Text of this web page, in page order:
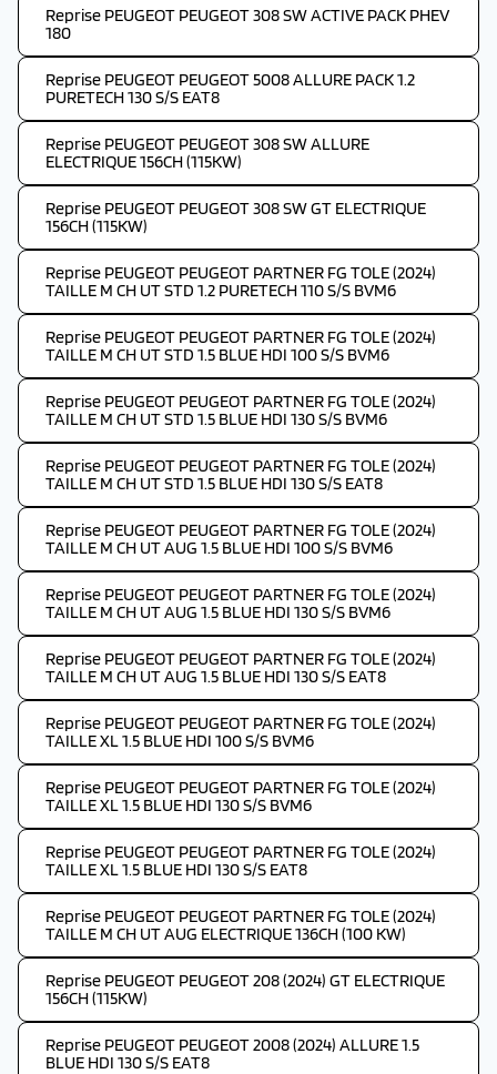
Reprise PEUGEOT PEUGEOT 308 SW ACTIVE PACK PHEV
180
Reprise PEUGEOT PEUGEOT 5008 ALLURE PACK 1.2
PURETECH 130 S/S EAT8
Reprise PEUGEOT PEUGEOT 308 SW ALLURE
ELECTRIQUE 156CH (115KW)
Reprise PEUGEOT PEUGEOT 308 SW GT ELECTRIQUE
156CH (115KW)
Reprise PEUGEOT PEUGEOT PARTNER FG TOLE (2024)
TAILLE M CH UT STD 1.2 PURETECH 110 S/S BVM6
Reprise PEUGEOT PEUGEOT PARTNER FG TOLE (2024)
TAILLE M CH UT STD 1.5 BLUE HDI 100 S/S BVM6
Reprise PEUGEOT PEUGEOT PARTNER FG TOLE (2024)
TAILLE M CH UT STD 1.5 BLUE HDI 130 S/S BVM6
Reprise PEUGEOT PEUGEOT PARTNER FG TOLE (2024)
TAILLE M CH UT STD 1.5 BLUE HDI 130 S/S EAT8
Reprise PEUGEOT PEUGEOT PARTNER FG TOLE (2024)
TAILLE M CH UT AUG 1.5 BLUE HDI 100 S/S BVM6
Reprise PEUGEOT PEUGEOT PARTNER FG TOLE (2024)
TAILLE M CH UT AUG 1.5 BLUE HDI 130 S/S BVM6
Reprise PEUGEOT PEUGEOT PARTNER FG TOLE (2024)
TAILLE M CH UT AUG 1.5 BLUE HDI 130 S/S EAT8
Reprise PEUGEOT PEUGEOT PARTNER FG TOLE (2024)
TAILLE XL 1.5 BLUE HDI 100 S/S BVM6
Reprise PEUGEOT PEUGEOT PARTNER FG TOLE (2024)
TAILLE XL 1.5 BLUE HDI 130 S/S BVM6
Reprise PEUGEOT PEUGEOT PARTNER FG TOLE (2024)
TAILLE XL 1.5 BLUE HDI 130 S/S EAT8
Reprise PEUGEOT PEUGEOT PARTNER FG TOLE (2024)
TAILLE M CH UT AUG ELECTRIQUE 136CH (100 KW)
Reprise PEUGEOT PEUGEOT 208 (2024) GT ELECTRIQUE
156CH (115KW)
Reprise PEUGEOT PEUGEOT 2008 (2024) ALLURE 1.5
BLUE HDI 130 S/S EAT8